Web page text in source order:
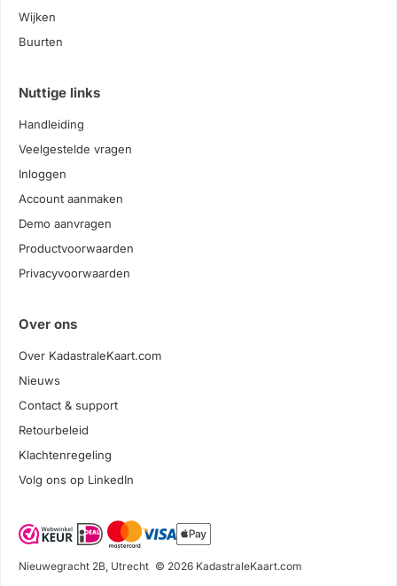
Wijken
Buurten
Nuttige links
Handleiding
Veelgestelde vragen
Inloggen
Account aanmaken
Demo aanvragen
Productvoorwaarden
Privacyvoorwaarden
Over ons
Over KadastraleKaart.com
Nieuws
Contact & support
Retourbeleid
Klachtenregeling
Volg ons op LinkedIn
Nieuwegracht 2B, Utrecht © 2026 KadastraleKaart.com